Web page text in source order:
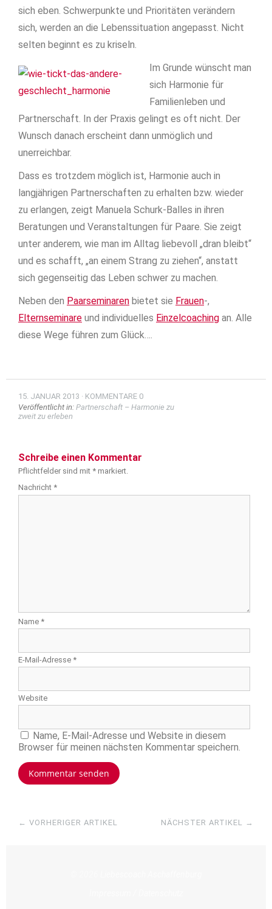
sich eben. Schwerpunkte und Prioritäten verändern
sich, werden an die Lebenssituation angepasst. Nicht
selten beginnt es zu kriseln.
Im Grunde wünscht man
sich Harmonie für
Familienleben und
Partnerschaft. In der Praxis gelingt es oft nicht. Der
Wunsch danach erscheint dann unmöglich und
unerreichbar.
Dass es trotzdem möglich ist, Harmonie auch in
langjährigen Partnerschaften zu erhalten bzw. wieder
zu erlangen, zeigt Manuela Schurk-Balles in ihren
Beratungen und Veranstaltungen für Paare. Sie zeigt
unter anderem, wie man im Alltag liebevoll „dran bleibt“
und es schafft, „an einem Strang zu ziehen“, anstatt
sich gegenseitig das Leben schwer zu machen.
Neben den Paarseminaren bietet sie Frauen-,
Elternseminare und individuelles Einzelcoaching an. Alle
diese Wege führen zum Glück….
15. JANUAR 2013
KOMMENTARE 0
Veröffentlicht in: Partnerschaft – Harmonie zu
zweit zu erleben
Schreibe einen Kommentar
Pflichtfelder sind mit * markiert.
Nachricht *
Name *
E-Mail-Adresse *
Website
Name, E-Mail-Adresse und Website in diesem
Browser für meinen nächsten Kommentar speichern.
NÄCHSTER ARTIKEL →
← VORHERIGER ARTIKEL